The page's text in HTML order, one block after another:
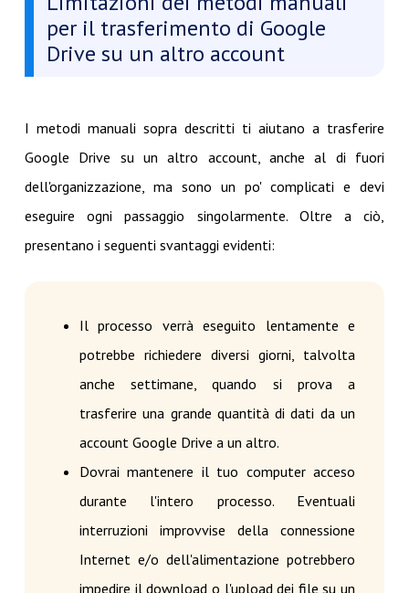
per il trasferimento di Google
Drive su un altro account
I metodi manuali sopra descritti ti aiutano a trasferire
Google Drive su un altro account, anche al di fuori
dell'organizzazione, ma sono un po' complicati e devi
eseguire ogni passaggio singolarmente. Oltre a ciò,
presentano i seguenti svantaggi evidenti:
Il processo verrà eseguito lentamente e
potrebbe richiedere diversi giorni, talvolta
anche settimane, quando si prova a
trasferire una grande quantità di dati da un
account Google Drive a un altro.
Dovrai mantenere il tuo computer acceso
durante l'intero processo. Eventuali
interruzioni improvvise della connessione
Internet e/o dell'alimentazione potrebbero
impedire il download o l'upload dei file su un